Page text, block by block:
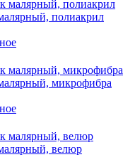
полиакрил
микрофибра
велюр